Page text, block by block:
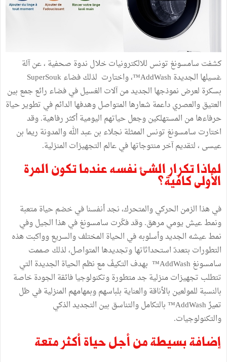
كشفت سامسونغ تونس للالكترونيات خلال ندوة صحفية ، عن آلة
غسيلها الجديدة AddWash™، واختارت لذلك فضاء SuperSouk
بسكرة لعرض نموذجها الجديد من آلات الغسيل في فضاء رائع جمع بين
العتيق والعصري داعمة شعارها المتواصل وهدفها الدائم في تطوير حياة
حرفاءها من المستهلكين وجعل حياتهم اليومية أكثر رفاهية. وقد
اختارت سامسونغ تونس الممثلة نجلاء بن عبد الله والمدونة ريما بن
عيسى ، لتقديم آخر منتوجاتها في عالم التجهيزات المنزلية.
لماذا تكرار الشيء نفسه عندما تكون المرة
الأولى كافية؟
في هذا الزمن الحركي والمتحرك، نجد أنفسنا في خضم حياة متعبة
ونمط عيش يومي مرهق. وقد فكّرت سامسونغ في هذا الجيل وفي
نمط عيشه الجديد وأسلوبه في الحياة المختلف والسريع وواكبت هذه
التطورات بتعددّ استحداثاتها وتجديدها المتواصل، لذلك صممت
سامسونغ AddWash™ بهدف التكيفّ مع نظم الحياة الجديدة التي
تتطلب تجهيزات منزلية جد متطورة وتكنولوجيا فائقة الجودة خاصة
بالنسبة للمولعين بالأناقة والعناية بلباسهم وبمهامهم المنزلية في ظل
تميزّ AddWash™ بالتكامل والتناسق بين التجديد الذكي
والتكنولوجيات.
إضافة بسيطة من أجل حياة أكثر متعة